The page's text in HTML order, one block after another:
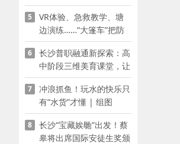
沙 “才”够硬核
5
VR体验、急救教学、塘
边演练……“大篷车”把防
溺水课堂搬到乡村青少年
家门口
6
长沙普职融通新探索：高
中阶段三维美育课堂，让
少年向美而生
7
冲浪抓鱼！玩水的快乐只
有“水货”才懂 | 组图
8
长沙“宝藏娭毑”出发！蔡
皋将出席国际安徒生奖颁